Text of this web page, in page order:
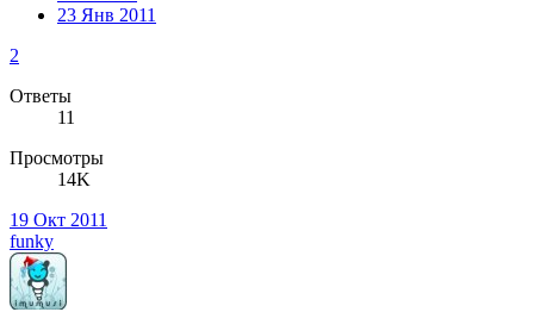
23 Янв 2011
2
Ответы
11
Просмотры
14K
19 Окт 2011
funky